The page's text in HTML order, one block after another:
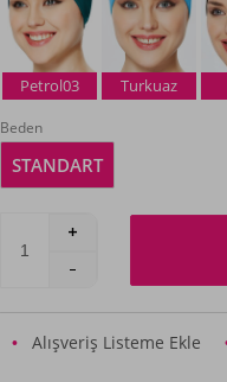
Petrol03 Turkuaz
Beden
STANDART
Alışveriş Listeme Ekle